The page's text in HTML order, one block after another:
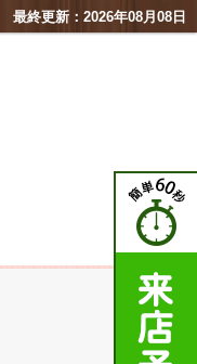
最終更新：2026年08月08日